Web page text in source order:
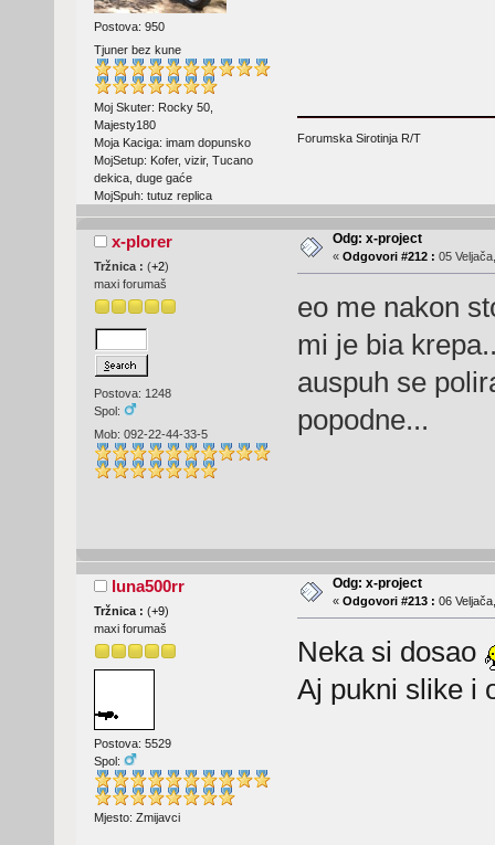
Postova: 950
Tjuner bez kune
Moj Skuter: Rocky 50,
Majesty180
Moja Kaciga: imam dopunsko
MojSetup: Kofer, vizir, Tucano
dekica, duge gaće
MojSpuh: tutuz replica
Forumska Sirotinja R/T
x-plorer
Tržnica : (+2)
maxi forumaš
Postova: 1248
Spol:
Mob: 092-22-44-33-5
Odg: x-project
« Odgovori #212 : 05
eo me nakon
mi je bia
auspuh se
popodne...
luna500rr
Tržnica : (+9)
maxi forumaš
Postova: 5529
Spol:
Mjesto: Zmijavci
Odg: x-project
« Odgovori #213 : 06
Neka si dosao
Aj pukni slike i